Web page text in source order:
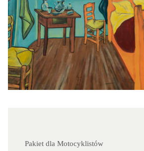
Pakiet dla Motocyklistów